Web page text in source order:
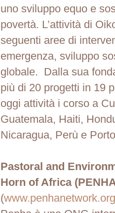
uno sviluppo equo e
povertà. L’attività di
seguenti aree di
emergenza, sviluppo
globale. Dalla sua
più di 20 progetti in 19
oggi attività i corso a
Guatemala, Haiti,
Nicaragua, Perù e
Pastoral and
Horn of Africa
(www.penhanetwork.org